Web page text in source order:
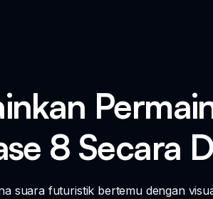
8 Secara
suara futuristik bertemu dengan